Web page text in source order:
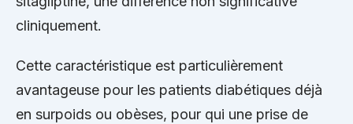
cliniquement.
Cette caractéristique est particulièrement
avantageuse pour les patients diabétiques déjà
en surpoids ou obèses, pour qui une prise de